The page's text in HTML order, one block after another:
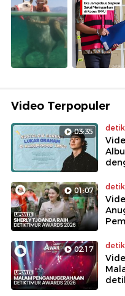
Video Terpopuler
03:35
01:07
02:17